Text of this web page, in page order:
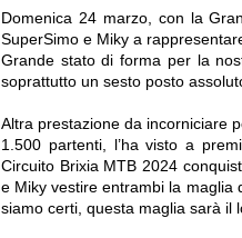
Domenica 24 marzo, con la
SuperSimo e Miky a
Grande stato di forma per la
soprattutto un sesto posto
Altra prestazione da incorniciare
1.500 partenti, l’ha visto a
Circuito Brixia MTB 2024
e Miky vestire entrambi la maglia
siamo certi, questa maglia sarà il